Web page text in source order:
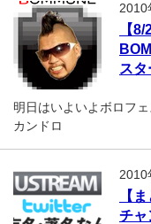
2010
【
ス
明日はいよいよボロフ
カンドロ
2010
【
チャ